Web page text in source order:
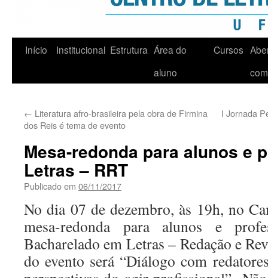
Início Institucional Estrutura Área do
aluno
Cursos
← Literatura afro-brasileira pela obra de Firmina
dos Reis é tema de evento
I Jornada
Mesa-redonda para alunos e
Letras – RRT
Publicado em 06/11/2017
No dia 07 de dezembro, às 19h, no
mesa-redonda para alunos e
Bacharelado em Letras – Redação e
do evento será “Diálogo com